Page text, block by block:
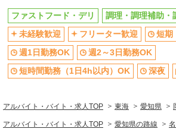
ファストフード・デリ
調理・調理補助・
未経験歓迎
フリーター歓迎
短期
週1日勤務OK
週2～3日勤務OK
短時間勤務（1日4h以内）OK
深夜
アルバイト・バイト・求人TOP 東海 愛知県
アルバイト・バイト・求人TOP 愛知県の路線